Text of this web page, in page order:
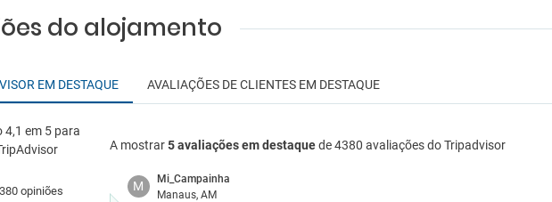
do alojamento
EM DESTAQUE AVALIAÇÕES DE CLIENTES EM DESTAQUE
opiniões
A mostrar5 avaliações em destaquede 4380 avaliações do Tripadvisor
M
Mi_Campainha
Manaus, AM